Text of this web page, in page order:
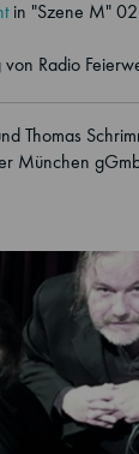
in "Szene M"
Radio
Thomas
München